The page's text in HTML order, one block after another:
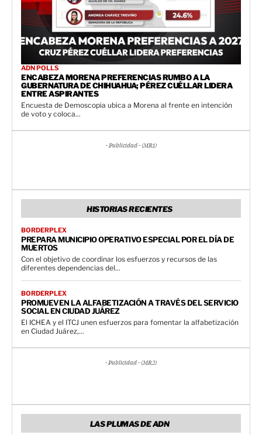
ADN POLLS
ENCABEZA MORENA PREFERENCIAS RUMBO A LA
GUBERNATURA DE CHIHUAHUA; PÉREZ CUÉLLAR LIDERA
ENTRE ASPIRANTES
Encuesta de Demoscopia ubica a Morena al frente en intención
de voto y coloca...
- Publicidad - (MR1)
HISTORIAS RECIENTES
BORDERPLEX
PREPARA MUNICIPIO OPERATIVO ESPECIAL POR EL DÍA DE
MUERTOS
Con el objetivo de coordinar los esfuerzos y recursos de las
diferentes dependencias del...
BORDERPLEX
PROMUEVEN LA ALFABETIZACIÓN A TRAVÉS DEL SERVICIO
SOCIAL EN CIUDAD JUÁREZ
El ICHEA y el ITCJ unen esfuerzos para fomentar la alfabetización
en Ciudad Juárez,...
- Publicidad - (MR2)
LAS PLUMAS DE ADN